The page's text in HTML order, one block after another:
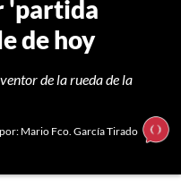
'partida
de hoy
de la rueda de la
por: Mario Fco. García Tirado